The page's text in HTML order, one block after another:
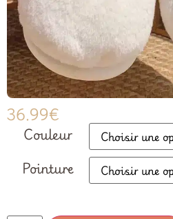
36.99€
Couleur
Pointure